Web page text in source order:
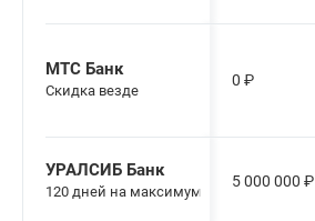
МТС Банк
Скидка везде
0 ₽
УРАЛСИБ Банк
120 дней на максимум
5 000 000 ₽